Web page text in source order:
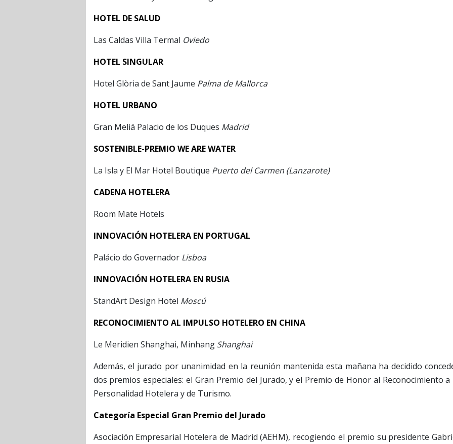
HOTEL DE SALUD
Las Caldas Villa Termal Oviedo
HOTEL SINGULAR
Hotel Glòria de Sant Jaume Palma de Mallorca
HOTEL URBANO
Gran Meliá Palacio de los Duques Madrid
SOSTENIBLE-PREMIO WE ARE WATER
La Isla y El Mar Hotel Boutique Puerto del Carmen (Lanzarote)
CADENA HOTELERA
Room Mate Hotels
INNOVACIÓN HOTELERA EN PORTUGAL
Palácio do Governador Lisboa
INNOVACIÓN HOTELERA EN RUSIA
StandArt Design Hotel Moscú
RECONOCIMIENTO AL IMPULSO HOTELERO EN CHINA
Le Meridien Shanghai, Minhang Shanghai
Además, el jurado por unanimidad en la reunión mantenida esta mañana ha decidido
dos premios especiales: el Gran Premio del Jurado, y el Premio de Honor al Reconocimiento a
Personalidad Hotelera y de Turismo.
Categoría Especial Gran Premio del Jurado
Asociación Empresarial Hotelera de Madrid (AEHM), recogiendo el premio su presidente